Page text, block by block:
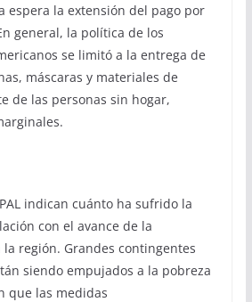
espera la extensión del pago por
general, la política de los
se limitó a la entrega de
máscaras y materiales de
de las personas sin hogar,
indican cuánto ha sufrido la
con el avance de la
región. Grandes contingentes
siendo empujados a la pobreza
que las medidas